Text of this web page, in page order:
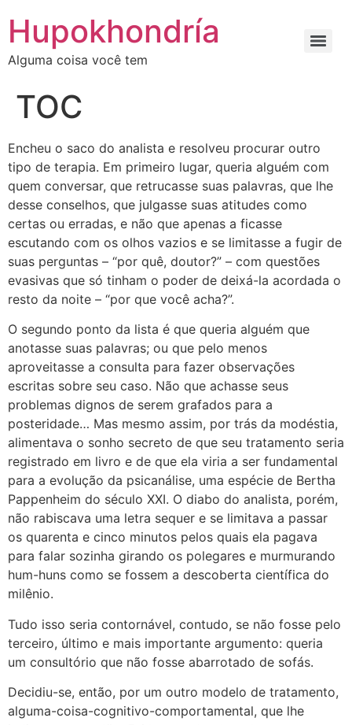
para
conteúdo
Hupokhondría
Alguma coisa você tem
TOC
Encheu o saco do analista e resolveu procurar outro
tipo de terapia. Em primeiro lugar, queria alguém com
quem conversar, que retrucasse suas palavras, que lhe
desse conselhos, que julgasse suas atitudes como
certas ou erradas, e não que apenas a ficasse
escutando com os olhos vazios e se limitasse a fugir de
suas perguntas – “por quê, doutor?” – com questões
evasivas que só tinham o poder de deixá-la acordada o
resto da noite – “por que você acha?”.
O segundo ponto da lista é que queria alguém que
anotasse suas palavras; ou que pelo menos
aproveitasse a consulta para fazer observações
escritas sobre seu caso. Não que achasse seus
problemas dignos de serem grafados para a
posteridade… Mas mesmo assim, por trás da modéstia,
alimentava o sonho secreto de que seu tratamento seria
registrado em livro e de que ela viria a ser fundamental
para a evolução da psicanálise, uma espécie de Bertha
Pappenheim do século XXI. O diabo do analista, porém,
não rabiscava uma letra sequer e se limitava a passar
os quarenta e cinco minutos pelos quais ela pagava
para falar sozinha girando os polegares e murmurando
hum-huns como se fossem a descoberta científica do
milênio.
Tudo isso seria contornável, contudo, se não fosse pelo
terceiro, último e mais importante argumento: queria
um consultório que não fosse abarrotado de sofás.
Decidiu-se, então, por um outro modelo de tratamento,
alguma-coisa-cognitivo-comportamental, que lhe